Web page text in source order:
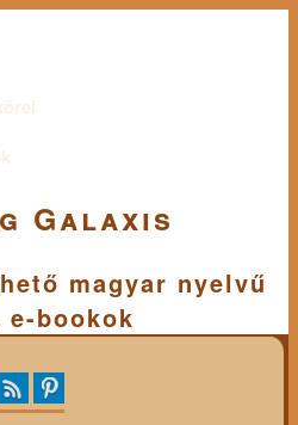
Galaxis
magyar nyelvű
bookok